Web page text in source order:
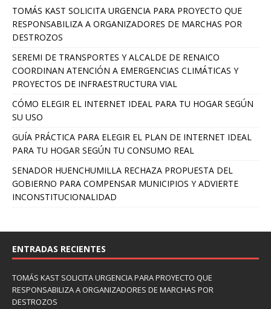
TOMÁS KAST SOLICITA URGENCIA PARA PROYECTO QUE
RESPONSABILIZA A ORGANIZADORES DE MARCHAS POR
DESTROZOS
SEREMI DE TRANSPORTES Y ALCALDE DE RENAICO
COORDINAN ATENCIÓN A EMERGENCIAS CLIMÁTICAS Y
PROYECTOS DE INFRAESTRUCTURA VIAL
CÓMO ELEGIR EL INTERNET IDEAL PARA TU HOGAR SEGÚN
SU USO
GUÍA PRÁCTICA PARA ELEGIR EL PLAN DE INTERNET IDEAL
PARA TU HOGAR SEGÚN TU CONSUMO REAL
SENADOR HUENCHUMILLA RECHAZA PROPUESTA DEL
GOBIERNO PARA COMPENSAR MUNICIPIOS Y ADVIERTE
INCONSTITUCIONALIDAD
ENTRADAS RECIENTES
TOMÁS KAST SOLICITA URGENCIA PARA PROYECTO QUE
RESPONSABILIZA A ORGANIZADORES DE MARCHAS POR
DESTROZOS